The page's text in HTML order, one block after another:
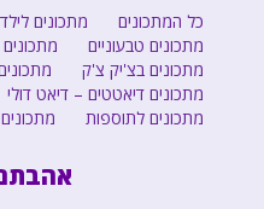
כל המתכונים מתכונים
מתכונים טבעוניים
מתכונים בצ'יק צ'ק
מתכונים דיאטטים – דיאט דולי
מתכונים לתוספות